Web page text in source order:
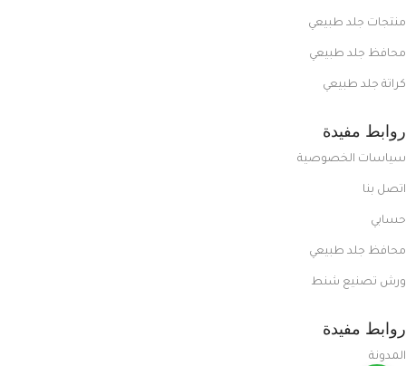
منتجات جلد طبيعي
محافظ جلد طبيعي
كراتة جلد طبيعي
روابط مفيدة
سياسات الخصوصية
اتصل بنا
حسابي
محافظ جلد طبيعي
ورش تصنيع شنط
روابط مفيدة
المدونة